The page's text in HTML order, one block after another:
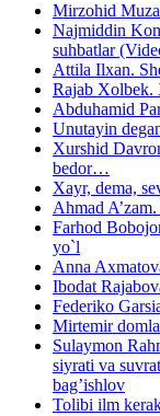
Mirzohid
Najmiddin
suhbatlar
Attila Ilxan.
Rajab Xolbek.
Abduhamid
Unutayin
Xurshid
bedor…
Xayr, dema,
Ahmad
Farhod
yo`l
Anna
Ibodat
Federiko
Mirtemir
Sulaymon
siyrati va
bag’ishlov
Tolibi ilm